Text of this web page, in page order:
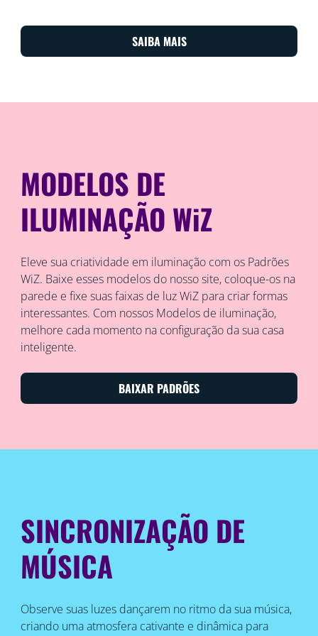
SAIBA MAIS
MODELOS DE
ILUMINAÇÃO WiZ
Eleve sua criatividade em iluminação com os Padrões
WiZ. Baixe esses modelos do nosso site, coloque-os na
parede e fixe suas faixas de luz WiZ para criar formas
interessantes. Com nossos Modelos de iluminação,
melhore cada momento na configuração da sua casa
inteligente.
BAIXAR PADRÕES
SINCRONIZAÇÃO DE
MÚSICA
Observe suas luzes dançarem no ritmo da sua música,
criando uma atmosfera cativante e dinâmica para